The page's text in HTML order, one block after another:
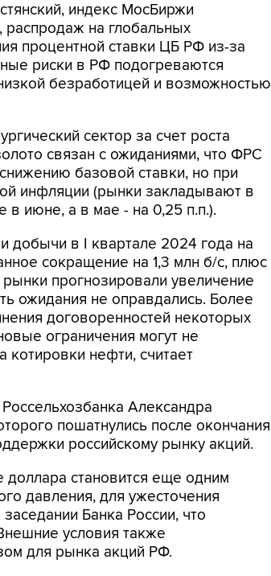
индекс МосБиржи
на глобальных
процентной ставки ЦБ РФ из-за
риски в РФ подогреваются
безработицей и возможностью
сектор за счет роста
связан с ожиданиями, что ФРС
базовой ставки, но при
инфляции (рынки закладывают в
июне, а в мае - на 0,25 п.п.).
в I квартале 2024 года на
сокращение на 1,3 млн б/с, плюс
прогнозировали увеличение
ожидания не оправдались. Более
договоренностей некоторых
ограничения могут не
котировки нефти, считает
Александра
пошатнулись после окончания
российскому рынку акций.
доллара становится еще одним
давления, для ужесточения
Банка России, что
условия также
для рынка акций РФ.